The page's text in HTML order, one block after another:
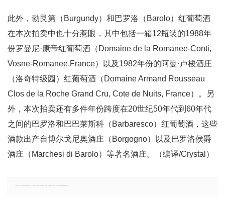
此外，勃艮第（Burgundy）和巴罗洛（Barolo）红葡萄酒
在本次拍卖中也十分惹眼，其中包括一箱12瓶装的1988年
份罗曼尼·康帝红葡萄酒（Domaine de la Romanee-Conti,
Vosne-Romanee,France）以及1982年份的阿曼·卢梭酒庄
（洛奇特级园）红葡萄酒（Domaine Armand Rousseau
Clos de la Roche Grand Cru, Cote de Nuits, France）。另
外，本次拍卖还有多件年份跨度在20世纪50年代到60年代
之间的巴罗洛和巴巴莱斯科（Barbaresco）红葡萄酒，这些
酒款出产自博尔戈尼奥酒庄（Borgogno）以及巴罗洛侯爵
酒庄（Marchesi di Barolo）等著名酒庄。（编译/Crystal）